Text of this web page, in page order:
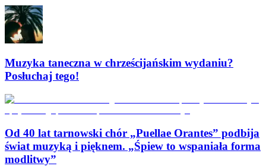
Muzyka taneczna w chrześcijańskim wydaniu?
Posłuchaj tego!
Od 40 lat tarnowski chór „Puellae Orantes” podbija
świat muzyką i pięknem. „Śpiew to wspaniała forma
modlitwy”